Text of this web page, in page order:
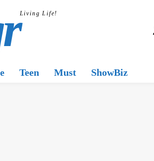
Living Life!
Teen Must ShowBiz